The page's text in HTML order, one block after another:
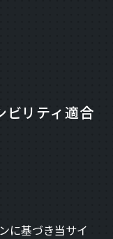
ビリティ適合
に基づき当サイ